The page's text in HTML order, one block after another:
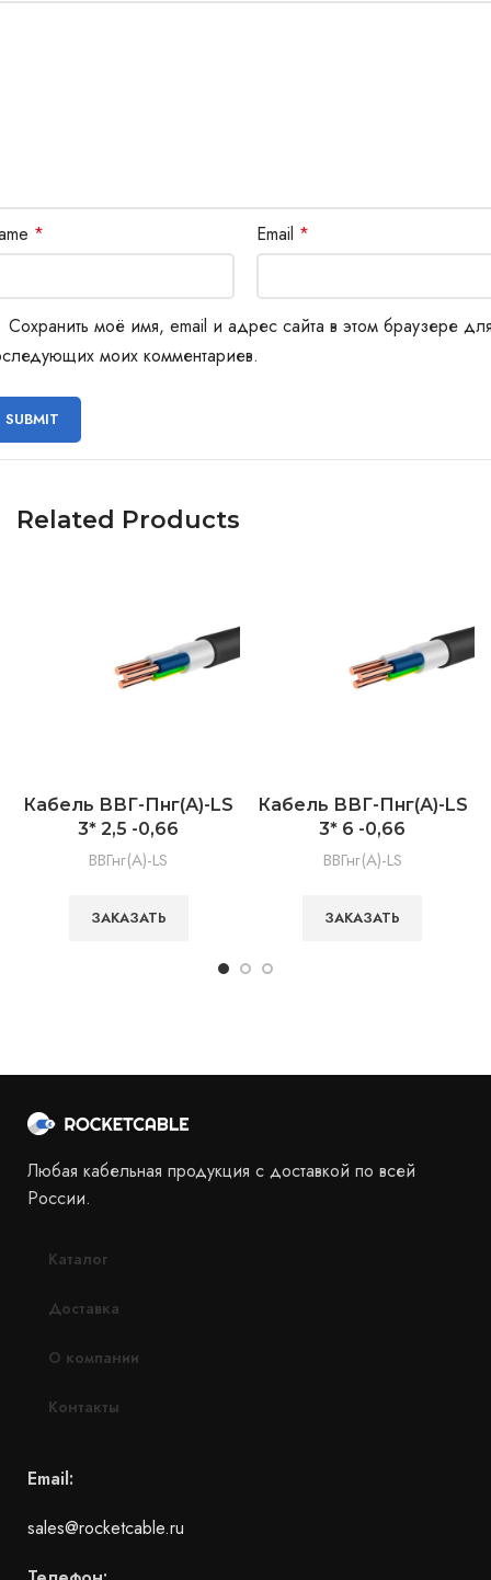
* Email *
Сохранить моё имя, email и адрес сайта в этом браузере
моих комментариев.
Related Products
Кабель ВВГ-Пнг(А)-LS
3* 2,5 -0,66
ВВГнг(А)-LS
ЗАКАЗАТЬ
Кабель ВВГ-Пнг(А)-LS
3* 6 -0,66
ВВГнг(А)-LS
ЗАКАЗАТЬ
Любая кабельная продукция с доставкой по всей
России.
Каталог
Доставка
О компании
Контакты
Email:
sales@rocketcable.ru